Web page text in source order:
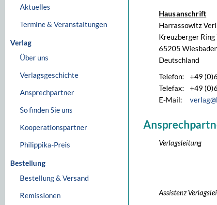
Aktuelles
Termine & Veranstaltungen
Verlag
Über uns
Verlagsgeschichte
Ansprechpartner
So finden Sie uns
Kooperationspartner
Philippika-Preis
Bestellung
Bestellung & Versand
Remissionen
Hausanschrift
Harrassowitz
Kreuzberger Ring
65205
Deutschland
Telefon:
+49
Telefax:
+49
E-Mail:
Verlagsleitung
Assistenz